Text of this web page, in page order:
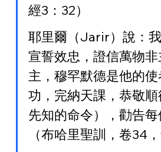
經3：32）
耶里爾（Jarir）說：
宣誓效忠，證信萬物
主，穆罕默德是他的
功，完納天課，恭敬
先知的命令），勸告每
（布哈里聖訓，卷34，